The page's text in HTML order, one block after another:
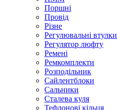
Поршні
Провід
Різне
Регулювальні втулки
Регулятор люфту
Ремені
Ремкомплекти
Розподільник
Сайлентблоки
Сальники
Сталева куля
Тефлонові кільця